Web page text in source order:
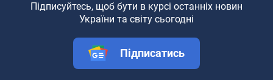
Підписуйтесь, щоб бути в курсі останніх новин
України та світу сьогодні
Підписатись